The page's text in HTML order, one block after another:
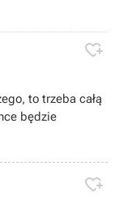

to trzeba całą
będzie
